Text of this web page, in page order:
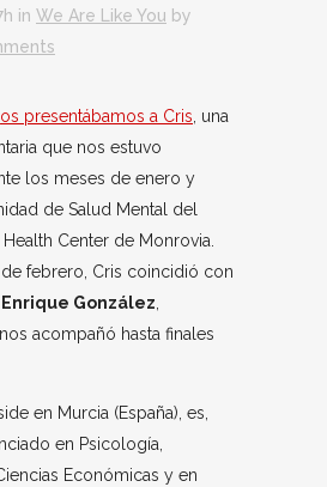
in We Are Like You by
os presentábamos a Cris , una
que nos estuvo
los meses de enero y
de Salud Mental del
Center de Monrovia.
febrero, Cris coincidió con
Enrique González
acompañó hasta finales
en Murcia (España), es,
en Psicología,
Económicas y en